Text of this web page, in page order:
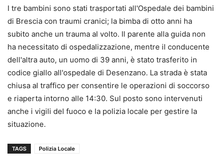
I tre bambini sono stati trasportati all'Ospedale dei bambini
di Brescia con traumi cranici; la bimba di otto anni ha
subito anche un trauma al volto. Il parente alla guida non
ha necessitato di ospedalizzazione, mentre il conducente
dell'altra auto, un uomo di 39 anni, è stato trasferito in
codice giallo all'ospedale di Desenzano. La strada è stata
chiusa al traffico per consentire le operazioni di soccorso
e riaperta intorno alle 14:30. Sul posto sono intervenuti
anche i vigili del fuoco e la polizia locale per gestire la
situazione.
TAGS Polizia Locale